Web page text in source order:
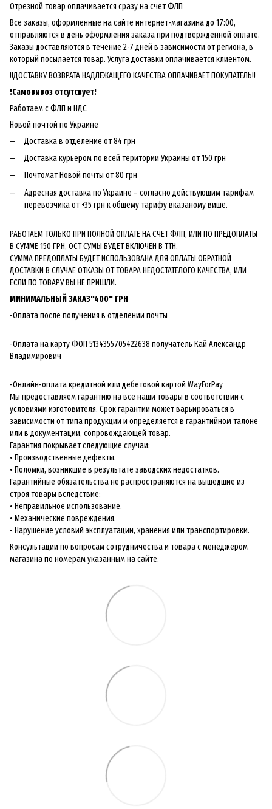
Отрезной товар оплачивается сразу на счет ФЛП
Все заказы, оформленные на сайте интернет-магазина до 17:00,
отправляются в день оформления заказа при подтвержденной оплате.
Заказы доставляются в течение 2-7 дней в зависимости от региона, в
который посылается товар. Услуга доставки оплачивается клиентом.
!!ДОСТАВКУ ВОЗВРАТА НАДЛЕЖАЩЕГО КАЧЕСТВА ОПЛАЧИВАЕТ ПОКУПАТЕЛЬ!!
!Самовивоз отсутсвует!
Работаем с ФЛП и НДС
Новой почтой по Украине
Доставка в отделение от 84 грн
Доставка курьером по всей територии Украины от 150 грн
Почтомат Новой почты от 80 грн
Адресная доставка по Украине – согласно действующим тарифам
перевозчика от +35 грн к общему тарифу вказаному више.
РАБОТАЕМ ТОЛЬКО ПРИ ПОЛНОЙ ОПЛАТЕ НА СЧЕТ ФЛП, ИЛИ ПО ПРЕДОПЛАТЫ
В СУММЕ 150 ГРН, ОСТ СУМЫ БУДЕТ ВКЛЮЧЕН В ТТН.
СУММА ПРЕДОПЛАТЫ БУДЕТ ИСПОЛЬЗОВАНА ДЛЯ ОПЛАТЫ ОБРАТНОЙ
ДОСТАВКИ В СЛУЧАЕ ОТКАЗЫ ОТ ТОВАРА НЕДОСТАТЕЛОГО КАЧЕСТВА, ИЛИ
ЕСЛИ ПО ТОВАРУ ВЫ НЕ ПРИШЛИ.
МИНИМАЛЬНЫЙ ЗАКАЗ"400" ГРН
-Оплата после получения в отделении почты
-Оплата на карту ФОП 5134355705422638 получатель Кай Александр
Владимирович
-Онлайн-оплата кредитной или дебетовой картой WayForPay
Мы предоставляем гарантию на все наши товары в соответствии с
условиями изготовителя. Срок гарантии может варьироваться в
зависимости от типа продукции и определяется в гарантийном талоне
или в документации, сопровождающей товар.
Гарантия покрывает следующие случаи:
• Производственные дефекты.
• Поломки, возникшие в результате заводских недостатков.
Гарантийные обязательства не распространяются на вышедшие из
строя товары вследствие:
• Неправильное использование.
• Механические повреждения.
• Нарушение условий эксплуатации, хранения или транспортировки.
Консультации по вопросам сотрудничества и товара с менеджером
магазина по номерам указанным на сайте.